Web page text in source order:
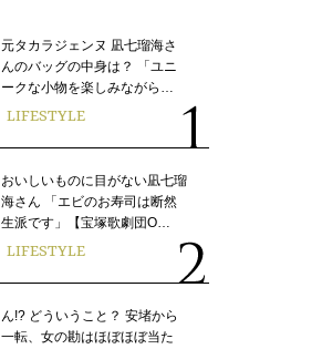
元タカラジェンヌ 凪七瑠海さ
んのバッグの中身は？ 「ユニ
ークな小物を楽しみながら…
LIFESTYLE
おいしいものに目がない凪七瑠
海さん 「エビのお寿司は断然
生派です」【宝塚歌劇団O…
LIFESTYLE
ん!? どういうこと？ 安堵から
一転、女の勘はほぼほぼ当た